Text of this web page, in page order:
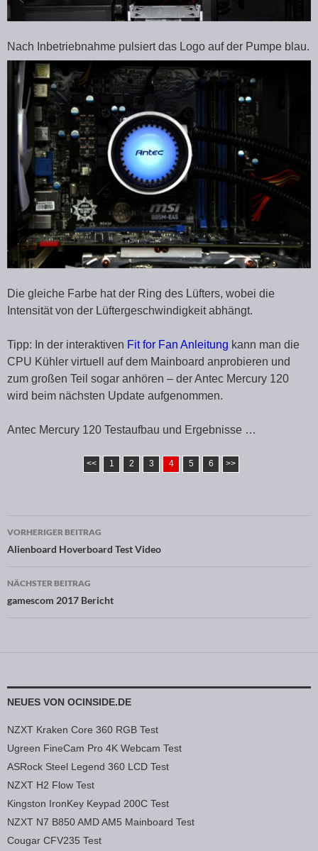
Nach Inbetriebnahme pulsiert das Logo auf der Pumpe blau.
Die gleiche Farbe hat der Ring des Lüfters, wobei die
Intensität von der Lüftergeschwindigkeit abhängt.
Tipp: In der interaktiven Fit for Fan Anleitung kann man die
CPU Kühler virtuell auf dem Mainboard anprobieren und
zum großen Teil sogar anhören – der Antec Mercury 120
wird beim nächsten Update aufgenommen.
Antec Mercury 120 Testaufbau und Ergebnisse …
<< 1 2 3 4 5 6 >>
Beitragsnavigation
VORHERIGER BEITRAG
Alienboard Hoverboard Test Video
NÄCHSTER BEITRAG
gamescom 2017 Bericht
NEUES VON OCINSIDE.DE
NZXT Kraken Core 360 RGB Test
Ugreen FineCam Pro 4K Webcam Test
ASRock Steel Legend 360 LCD Test
NZXT H2 Flow Test
Kingston IronKey Keypad 200C Test
NZXT N7 B850 AMD AM5 Mainboard Test
Cougar CFV235 Test